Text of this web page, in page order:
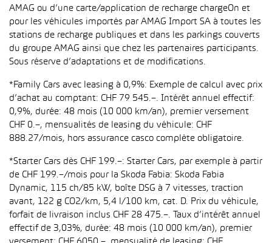
AMAG ou d’une carte/application de recharge chargeOn et
pour les véhicules importés par AMAG Import SA à toutes les
stations de recharge publiques et dans les parkings couverts
du groupe AMAG ainsi que chez les partenaires participants.
Sous réserve d’adaptations et de modifications.
*Family Cars avec leasing à 0,9%: Exemple de calcul avec prix
d’achat au comptant: CHF 79 545.–. Intérêt annuel effectif:
0,9%, durée: 48 mois (10 000 km/an), premier versement
CHF 0.–, mensualités de leasing du véhicule: CHF
888.27/mois, hors assurance casco complète obligatoire.
*Starter Cars dès CHF 199.–: Starter Cars, par exemple à partir
de CHF 199.–/mois pour la Skoda Fabia: Skoda Fabia
Dynamic, 115 ch/85 kW, boîte DSG à 7 vitesses, traction
avant, 122 g CO2/km, 5,4 l/100 km, cat. D. Prix du véhicule,
forfait de livraison inclus CHF 28 475.–. Taux d’intérêt annuel
effectif de 3,03%, durée: 48 mois (10 000 km/an), premier